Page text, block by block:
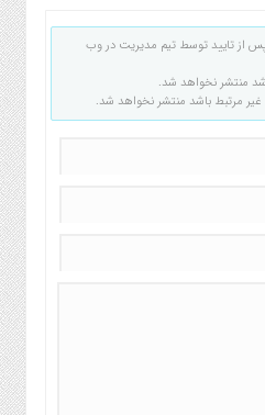
از تایید توسط تیم مدیریت در وب
منتشر نخواهد شد.
غیر مرتبط باشد منتشر نخواهد شد.